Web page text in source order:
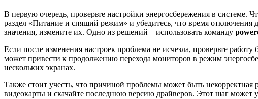
В первую очередь, проверьте настройки энергосбережения в
раздел «Питание и спящий режим» и убедитесь, что время
значения, измените их. Одно из решений – использовать команду
Если после изменения настроек проблема не исчезла, проверьте
может привести к продолжению перехода мониторов в режим
нескольких экранах.
Также стоит учесть, что причиной проблемы может быть некорректная
видеокарты и скачайте последнюю версию драйверов. Этот шаг может